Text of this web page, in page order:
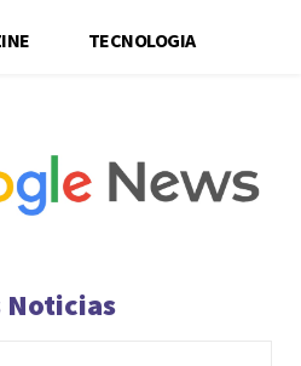
TECNOLOGIA